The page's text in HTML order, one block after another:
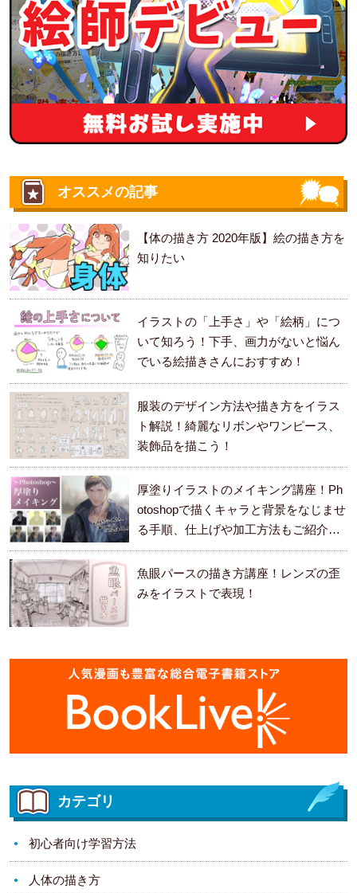
オススメの記事
【体の描き方 2020年版】絵の描き方を
知りたい
イラストの「上手さ」や「絵柄」につ
いて知ろう！下手、画力がないと悩ん
でいる絵描きさんにおすすめ！
服装のデザイン方法や描き方をイラス
ト解説！綺麗なリボンやワンピース、
装飾品を描こう！
厚塗りイラストのメイキング講座！Ph
otoshopで描くキャラと背景をなじませ
る手順、仕上げや加工方法もご紹介し
ます。
魚眼パースの描き方講座！レンズの歪
みをイラストで表現！
カテゴリ
初心者向け学習方法
人体の描き方